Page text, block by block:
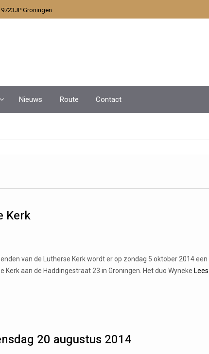
Groningen
Nieuws Route Contact
Kerk
van de Lutherse Kerk wordt er op zondag 5 oktober 2014 een
aan de Haddingestraat 23 in Groningen. Het duo Wyneke Lees
20 augustus 2014